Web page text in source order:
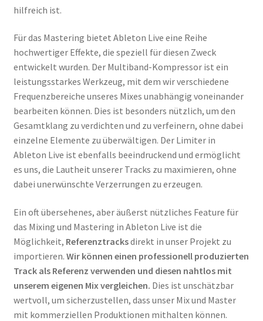
hilfreich ist.
Für das Mastering bietet Ableton Live eine Reihe
hochwertiger Effekte, die speziell für diesen Zweck
entwickelt wurden. Der Multiband-Kompressor ist ein
leistungsstarkes Werkzeug, mit dem wir verschiedene
Frequenzbereiche unseres Mixes unabhängig voneinander
bearbeiten können. Dies ist besonders nützlich, um den
Gesamtklang zu verdichten und zu verfeinern, ohne dabei
einzelne Elemente zu überwältigen. Der Limiter in
Ableton Live ist ebenfalls beeindruckend und ermöglicht
es uns, die Lautheit unserer Tracks zu maximieren, ohne
dabei unerwünschte Verzerrungen zu erzeugen.
Ein oft übersehenes, aber äußerst nützliches Feature für
das Mixing und Mastering in Ableton Live ist die
Möglichkeit, Referenztracksdirekt in unser Projekt zu
importieren. Wir können einen professionell produzierten
Track als Referenz verwenden und diesen nahtlos mit
unserem eigenen Mix vergleichen. Dies ist unschätzbar
wertvoll, um sicherzustellen, dass unser Mix und Master
mit kommerziellen Produktionen mithalten können.